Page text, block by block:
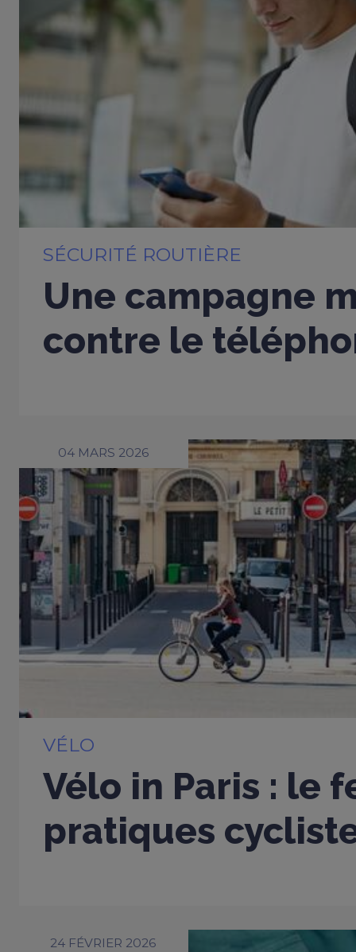
SÉCURITÉ ROUTIÈRE
Une campagne
contre le
04 MARS 2026
VÉLO
Vélo in Paris : le
pratiques
24 FÉVRIER 2026